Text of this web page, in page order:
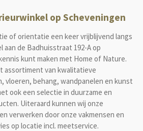
op Scheveningen
of orientatie een keer vrijblijvend langs
de Badhuisstraat 192-A op
kunt maken met Home of Nature.
assortiment van kwalitatieve
vloeren, behang, wandpanelen en kunst
ook een selectie in duurzame en
Uiteraard kunnen wij onze
verwerken door onze vakmensen en
op locatie incl. meetservice.